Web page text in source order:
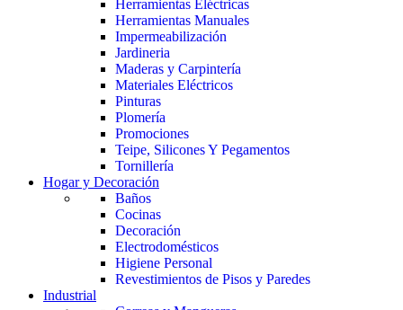
Herramientas Eléctricas
Herramientas Manuales
Impermeabilización
Jardineria
Maderas y Carpintería
Materiales Eléctricos
Pinturas
Plomería
Promociones
Teipe, Silicones Y Pegamentos
Tornillería
Hogar y Decoración
Baños
Cocinas
Decoración
Electrodomésticos
Higiene Personal
Revestimientos de Pisos y Paredes
Industrial